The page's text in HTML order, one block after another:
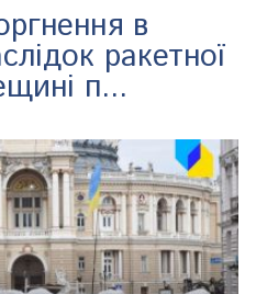
в
ракетної
п...